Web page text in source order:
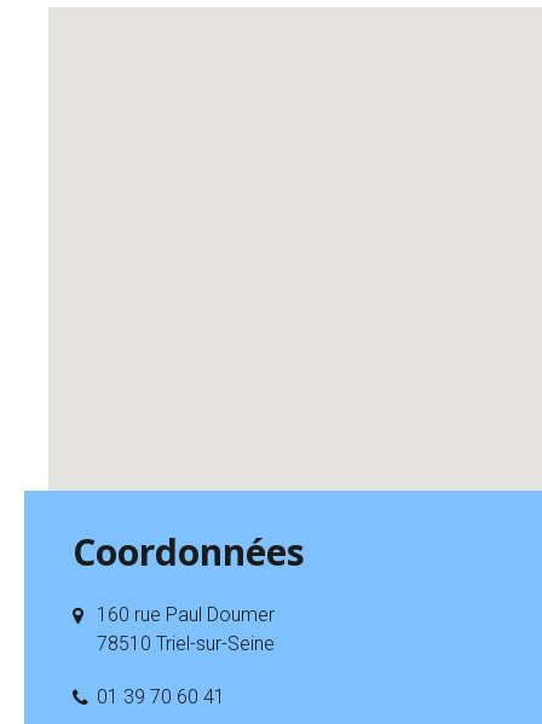
Coordonnées
160 rue Paul Doumer
78510 Triel-sur-Seine
01 39 70 60 41